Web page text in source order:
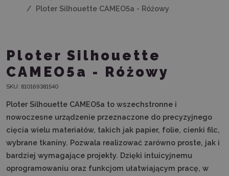
Ploter Silhouette CAMEO5a - Różowy
Ploter Silhouette
CAMEO5a - Różowy
SKU: 810169381540
Ploter Silhouette CAMEO5a to wszechstronne i
nowoczesne urządzenie przeznaczone do precyzyjnego
cięcia wielu materiałów, takich jak papier, folie, cienki filc,
wybrane tkaniny. Pozwala realizować zarówno proste, jak i
bardziej wymagające projekty. Dzięki intuicyjnemu
oprogramowaniu oraz funkcjom ułatwiającym pracę, w